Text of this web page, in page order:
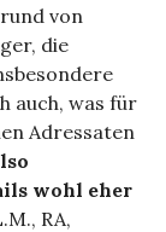
von
die
auch, was für
Adressaten
wohl eher
RA,